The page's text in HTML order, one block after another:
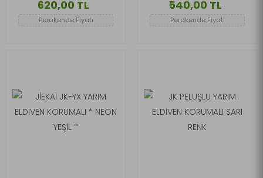
620,00 TL
Perakende Fiyatı
540,00 TL
Perakende Fiyatı